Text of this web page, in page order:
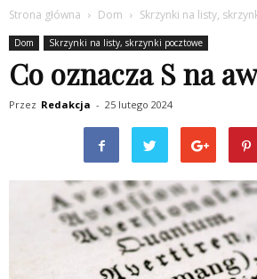
Strona główna Dom Skrzynki na listy,
Dom Skrzynki na listy, skrzynki pocztowe
Co oznacza S na
Przez Redakcja - 25 lutego 2024